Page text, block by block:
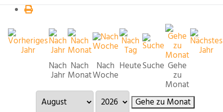
Nach
Jahr
Nach
Monat
Nach
Woche
HeuteSuche Gehe
zu
Monat
Gehe zu Monat